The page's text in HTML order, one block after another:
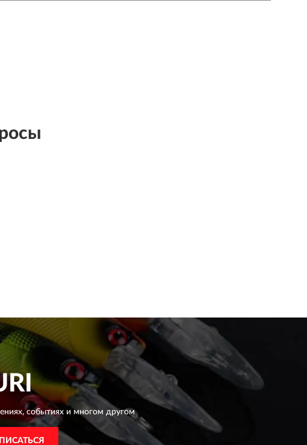
событиях и многом другом